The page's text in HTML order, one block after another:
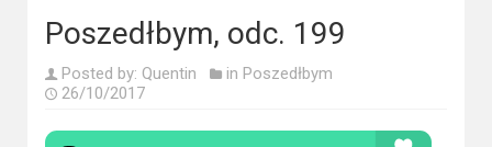
Kino
azjatyckie
Kino
europejskie
Poszedłbym, odc. 199
Posted by: Quentin in Poszedłbym
26/10/2017